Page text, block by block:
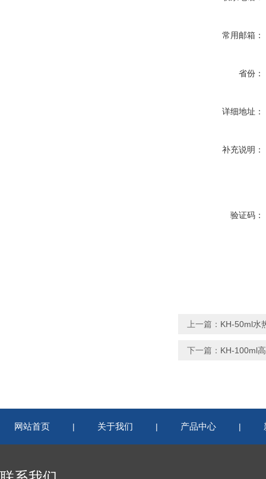
常用邮箱：
省份：
详细地址：
补充说明：
验证码：
上一篇： KH-50ml水
下一篇： KH-100ml
网站首页 | 关于我们 | 产品中心 |